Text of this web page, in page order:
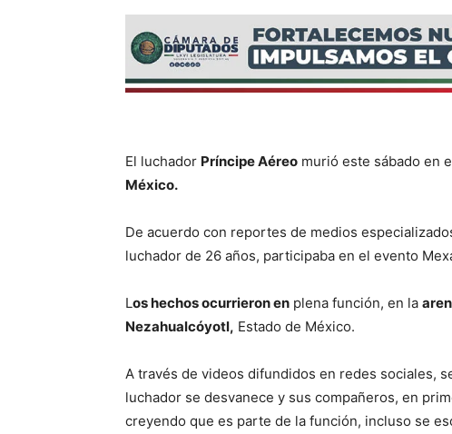
El luchador Príncipe Aéreo murió este sábado en
México.
De acuerdo con reportes de medios
luchador de 26 años, participaba en el evento
Los hechos ocurrieron en plena función, en la
Nezahualcóyotl, Estado de México.
A través de videos difundidos en redes sociales,
luchador se desvanece y sus compañeros, en
creyendo que es parte de la función, incluso se